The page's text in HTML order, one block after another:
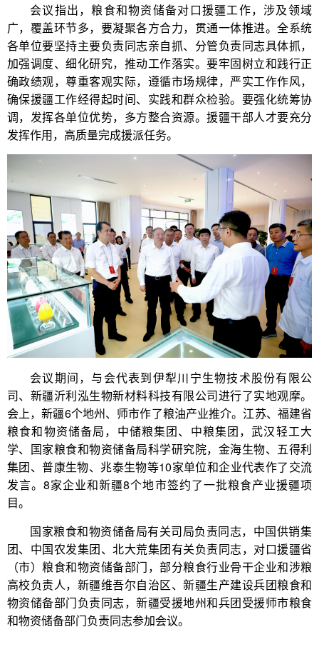
会议指出，粮食和物资储备对口援疆工作，涉及领域
广，覆盖环节多，要凝聚各方合力，贯通一体推进。全系统
各单位要坚持主要负责同志亲自抓、分管负责同志具体抓，
加强调度、细化研究，推动工作落实。要牢固树立和践行正
确政绩观，尊重客观实际，遵循市场规律，严实工作作风，
确保援疆工作经得起时间、实践和群众检验。要强化统筹协
调，发挥各单位优势，多方整合资源。援疆干部人才要充分
发挥作用，高质量完成援派任务。
会议期间，与会代表到伊犁川宁生物技术股份有限公
司、新疆沂利泓生物新材料科技有限公司进行了实地观摩。
会上，新疆6个地州、师市作了粮油产业推介。江苏、福建省
粮食和物资储备局，中储粮集团、中粮集团，武汉轻工大
学、国家粮食和物资储备局科学研究院，金海生物、五得利
集团、普康生物、兆泰生物等10家单位和企业代表作了交流
发言。8家企业和新疆8个地市签约了一批粮食产业援疆项
目。
国家粮食和物资储备局有关司局负责同志，中国供销集
团、中国农发集团、北大荒集团有关负责同志，对口援疆省
（市）粮食和物资储备部门，部分粮食行业骨干企业和涉粮
高校负责人，新疆维吾尔自治区、新疆生产建设兵团粮食和
物资储备部门负责同志，新疆受援地州和兵团受援师市粮食
和物资储备部门负责同志参加会议。